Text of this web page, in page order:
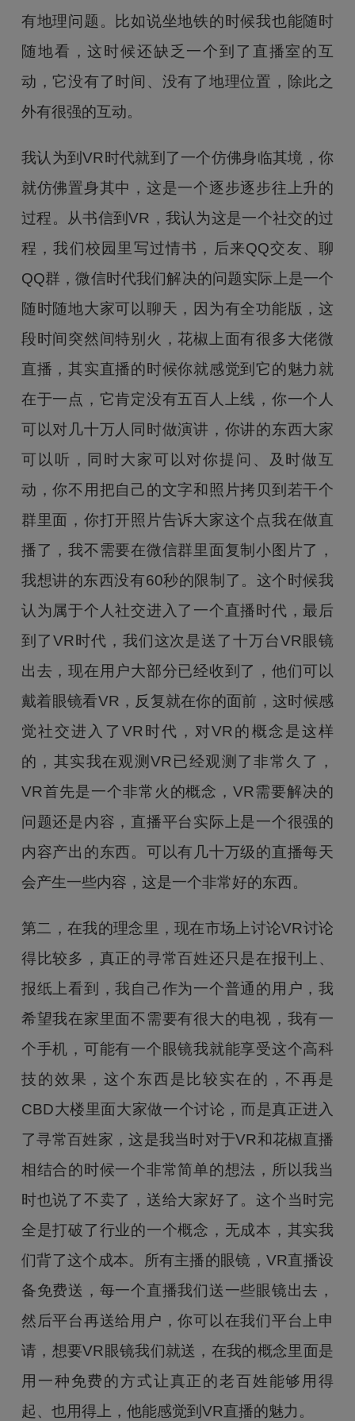
有地理问题。比如说坐地铁的时候我也能随时
随地看，这时候还缺乏一个到了直播室的互
动，它没有了时间、没有了地理位置，除此之
外有很强的互动。
我认为到VR时代就到了一个仿佛身临其境，你
就仿佛置身其中，这是一个逐步逐步往上升的
过程。从书信到VR，我认为这是一个社交的过
程，我们校园里写过情书，后来QQ交友、聊
QQ群，微信时代我们解决的问题实际上是一个
随时随地大家可以聊天，因为有全功能版，这
段时间突然间特别火，花椒上面有很多大佬微
直播，其实直播的时候你就感觉到它的魅力就
在于一点，它肯定没有五百人上线，你一个人
可以对几十万人同时做演讲，你讲的东西大家
可以听，同时大家可以对你提问、及时做互
动，你不用把自己的文字和照片拷贝到若干个
群里面，你打开照片告诉大家这个点我在做直
播了，我不需要在微信群里面复制小图片了，
我想讲的东西没有60秒的限制了。这个时候我
认为属于个人社交进入了一个直播时代，最后
到了VR时代，我们这次是送了十万台VR眼镜
出去，现在用户大部分已经收到了，他们可以
戴着眼镜看VR，反复就在你的面前，这时候感
觉社交进入了VR时代，对VR的概念是这样
的，其实我在观测VR已经观测了非常久了，
VR首先是一个非常火的概念，VR需要解决的
问题还是内容，直播平台实际上是一个很强的
内容产出的东西。可以有几十万级的直播每天
会产生一些内容，这是一个非常好的东西。
第二，在我的理念里，现在市场上讨论VR讨论
得比较多，真正的寻常百姓还只是在报刊上、
报纸上看到，我自己作为一个普通的用户，我
希望我在家里面不需要有很大的电视，我有一
个手机，可能有一个眼镜我就能享受这个高科
技的效果，这个东西是比较实在的，不再是
CBD大楼里面大家做一个讨论，而是真正进入
了寻常百姓家，这是我当时对于VR和花椒直播
相结合的时候一个非常简单的想法，所以我当
时也说了不卖了，送给大家好了。这个当时完
全是打破了行业的一个概念，无成本，其实我
们背了这个成本。所有主播的眼镜，VR直播设
备免费送，每一个直播我们送一些眼镜出去，
然后平台再送给用户，你可以在我们平台上申
请，想要VR眼镜我们就送，在我的概念里面是
用一种免费的方式让真正的老百姓能够用得
起、也用得上，他能感觉到VR直播的魅力。